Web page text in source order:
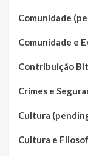
Comunidade
Comunidade e
Contribuição
Crimes e
Cultura
Cultura e